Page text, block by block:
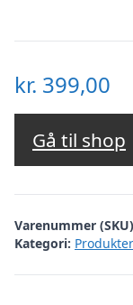
kr. 399,00
Gå til shop
Varenummer
Kategori: Produkter